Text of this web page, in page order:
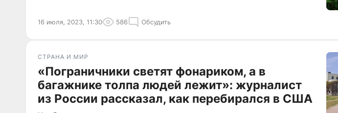
16 июля, 2023, 11:30 586 Обсудить
СТРАНА И МИР
«Пограничники светят фонариком, а в
багажнике толпа людей лежит»: журналист
из России рассказал, как перебирался в США